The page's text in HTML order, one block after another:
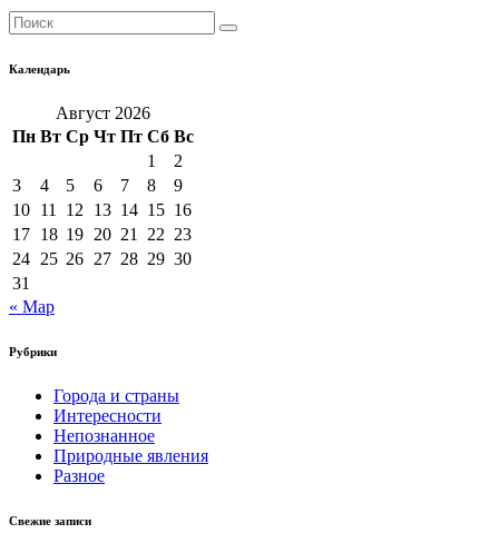
Календарь
Август 2026
Пн Вт Ср Чт Пт Сб Вс
1
2
3
4 5 6 7 8
9
10 11 12 13 14 15 16
17 18 19 20 21 22 23
24 25 26 27 28 29 30
31
« Мар
Рубрики
Города и страны
Интересности
Непознанное
Природные явления
Разное
Свежие записи